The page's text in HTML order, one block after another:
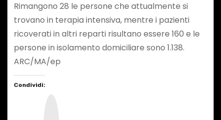
Rimangono 28 le persone che attualmente si
trovano in terapia intensiva, mentre i pazienti
ricoverati in altri reparti risultano essere 160 e le
persone in isolamento domiciliare sono 1.138.
ARC/MA/ep
Condividi: